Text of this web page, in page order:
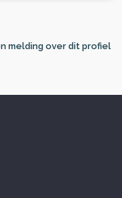
melding over dit profiel